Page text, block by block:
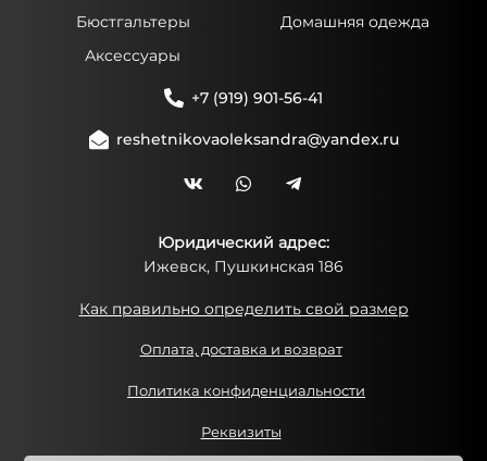
Бюстгальтеры
Домашняя одежда
Аксессуары
+7 (919) 901-56-41
reshetnikovaoleksandra@yandex.ru
Юридический адрес:
Ижевск, Пушкинская 186
Как правильно определить свой размер
Оплата, доставка и возврат
Политика конфиденциальности
Реквизиты